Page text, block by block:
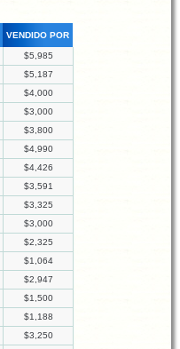
VENDIDO POR
$5,985
$5,187
$4,000
$3,000
$3,800
$4,990
$4,426
$3,591
$3,325
$3,000
$2,325
$1,064
$2,947
$1,500
$1,188
$3,250